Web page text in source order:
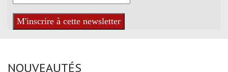
NOUVEAUTÉS